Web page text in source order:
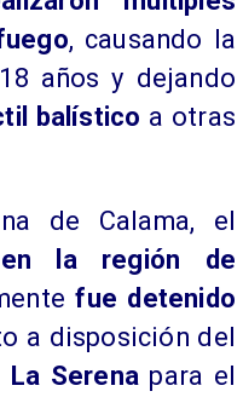
, causando la
años y dejando
balístico a otras
de Calama, el
la región de
fue detenido
a disposición del
La Serena para el